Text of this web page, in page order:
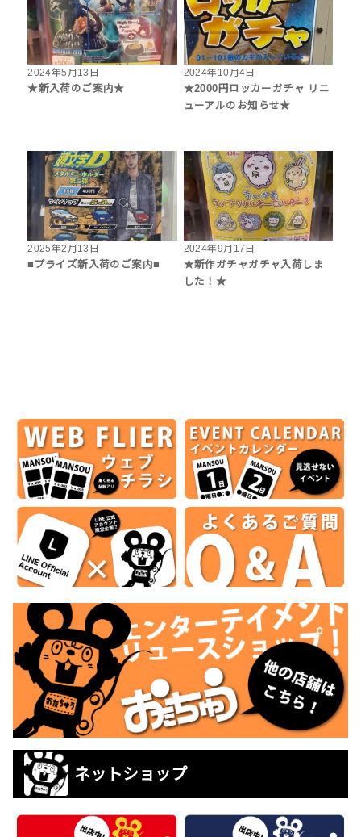
2024年5月13日
★新入荷のご案内★
2024年10月4日
★2000円ロッカーガチャ リニ
ューアルのお知らせ★
2025年2月13日
■プライズ新入荷のご案内■
2024年9月17日
★新作ガチャガチャ入荷しま
した！★
ネットショップ